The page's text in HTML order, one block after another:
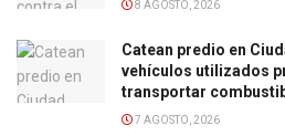
8 AGOSTO, 2026
Catean predio en
vehículos utilizados
transportar
7 AGOSTO, 2026